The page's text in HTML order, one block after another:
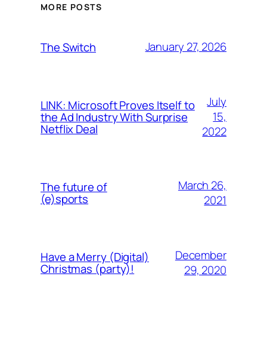
MORE POSTS
The Switch January 27, 2026
LINK: Microsoft Proves Itself to
the Ad Industry With Surprise
Netflix Deal
July
15,
2022
The future of
(e)sports
March 26,
2021
Have a Merry (Digital)
Christmas (party)!
December
29, 2020